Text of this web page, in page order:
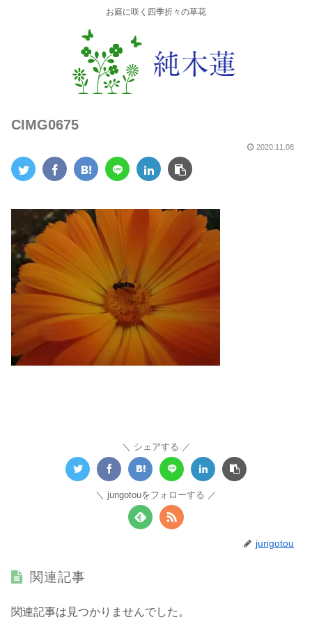
お庭に咲く四季折々の草花
CIMG0675
2020.11.08
シェアする
jungotouをフォローする
jungotou
関連記事
関連記事は見つかりませんでした。